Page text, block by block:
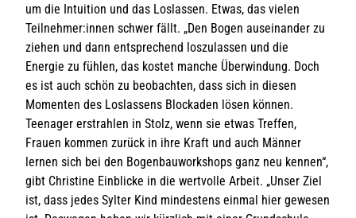
um die Intuition und das Loslassen. Etwas, das vielen
Teilnehmer:innen schwer fällt. „Den Bogen auseinander zu
ziehen und dann entsprechend loszulassen und die
Energie zu fühlen, das kostet manche Überwindung. Doch
es ist auch schön zu beobachten, dass sich in diesen
Momenten des Loslassens Blockaden lösen können.
Teenager erstrahlen in Stolz, wenn sie etwas Treffen,
Frauen kommen zurück in ihre Kraft und auch Männer
lernen sich bei den Bogenbauworkshops ganz neu kennen“,
gibt Christine Einblicke in die wertvolle Arbeit. „Unser Ziel
ist, dass jedes Sylter Kind mindestens einmal hier gewesen